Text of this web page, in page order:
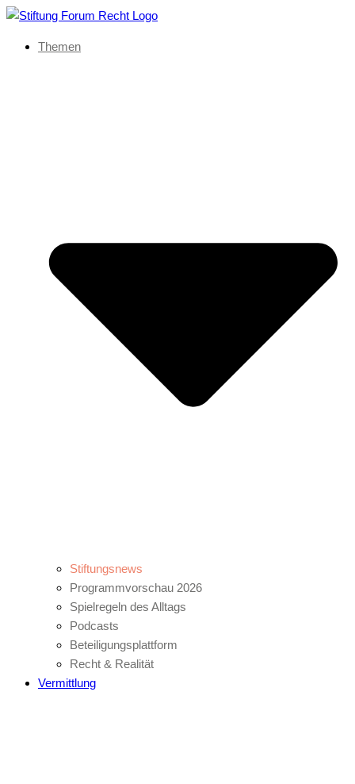
Themen
Stiftungsnews
Programmvorschau 2026
Spielregeln des Alltags
Podcasts
Beteiligungsplattform
Recht & Realität
Vermittlung